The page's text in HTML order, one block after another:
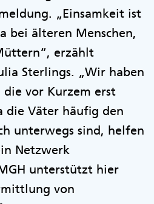
„Einsamkeit ist
bei älteren Menschen,
erzählt
Sterlings. „Wir haben
vor Kurzem erst
die Väter häufig den
unterwegs sind, helfen
Netzwerk
unterstützt hier
von